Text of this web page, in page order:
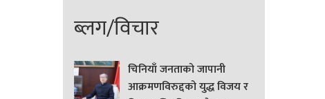
ब्लग/विचार
चिनियाँ जनताको जापानी
आक्रमणविरुद्दको युद्ध विजय र